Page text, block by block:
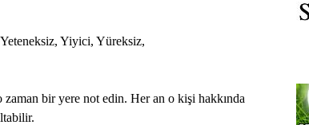
Yiyici, Yüreksiz,
zaman bir yere not edin. Her an o kişi hakkında